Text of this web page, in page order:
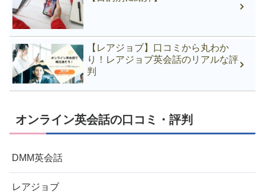
【レアジョブ】口コミから丸わか
り！レアジョブ英会話のリアルな評
判
オンライン英会話の口コミ・評判
DMM英会話
レアジョブ